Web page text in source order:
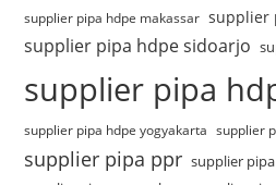
supplier pipa hdpe makassar supplier
supplier pipa hdpe sidoarjo
supplier pipa
supplier pipa hdpe yogyakarta supplier
supplier pipa ppr supplier